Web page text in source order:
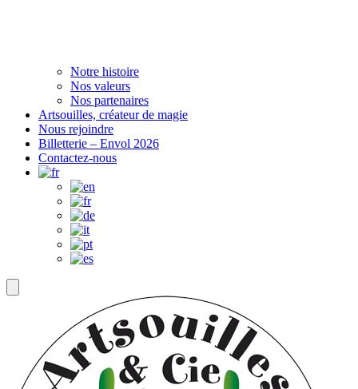
Notre histoire
Nos valeurs
Nos partenaires
Artsouilles, créateur de magie
Nous rejoindre
Billetterie – Envol 2026
Contactez-nous